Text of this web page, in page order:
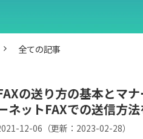
全ての記事
の送り方の基本とマ
ネットFAXでの送信方
12-06 （更新： 2023-02-28）